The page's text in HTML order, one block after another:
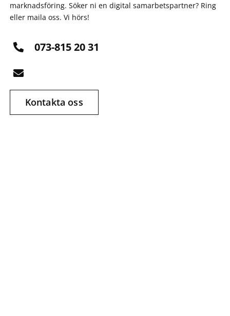
marknadsföring. Söker ni en digital samarbetspartner? Ring
eller maila oss. Vi hörs!
073-815 20 31
Kontakta oss